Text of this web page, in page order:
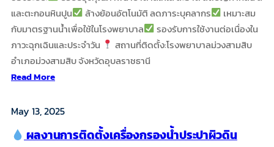
และตะกอนหินปูน
ล้างย้อนอัตโนมัติ ลดภาระบุคลากร
เหมาะสม
กับมาตรฐานน้ำเพื่อใช้ในโรงพยาบาล
รองรับการใช้งานต่อเนื่องใน
ภาวะฉุกเฉินและประจำวัน
สถานที่ติดตั้ง:โรงพยาบาลม่วงสามสิบ
อำเภอม่วงสามสิบ จังหวัดอุบลราชธานี
Read More:
งานการ
ตั้ง
May 13, 2025
ผลงานการติดตั้งเครื่องกรองน้ำประปาผิวดิน